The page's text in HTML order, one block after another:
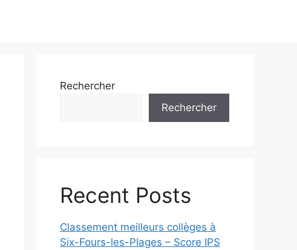
Rechercher
Rechercher
Recent Posts
Classement meilleurs collèges à
Six-Fours-les-Plages – Score IPS